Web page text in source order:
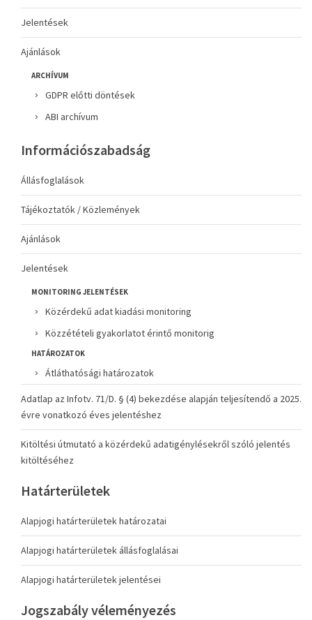
Jelentések
Ajánlások
ARCHÍVUM
GDPR előtti döntések
ABI archívum
Információszabadság
Állásfoglalások
Tájékoztatók / Közlemények
Ajánlások
Jelentések
MONITORING JELENTÉSEK
Közérdekű adat kiadási monitoring
Közzétételi gyakorlatot érintő monitorig
HATÁROZATOK
Átláthatósági határozatok
Adatlap az Infotv. 71/D. § (4) bekezdése alapján teljesítendő a 2025.
évre vonatkozó éves jelentéshez
Kitöltési útmutató a közérdekű adatigénylésekről szóló jelentés
kitöltéséhez
Határterületek
Alapjogi határterületek határozatai
Alapjogi határterületek állásfoglalásai
Alapjogi határterületek jelentései
Jogszabály véleményezés